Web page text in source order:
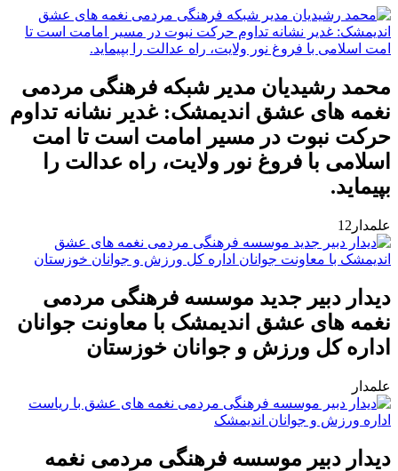
محمد رشیدیان مدیر شبکه فرهنگی مردمی
نغمه های عشق اندیمشک: غدیر نشانه تداوم
حرکت نبوت در مسیر امامت است تا امت
اسلامی با فروغ نور ولایت، راه عدالت را
بپیماید.
علمدار12
دیدار دبیر جدید موسسه فرهنگی مردمی
نغمه های عشق اندیمشک با معاونت جوانان
اداره کل ورزش و جوانان خوزستان
علمدار
دیدار دبیر موسسه فرهنگی مردمی نغمه